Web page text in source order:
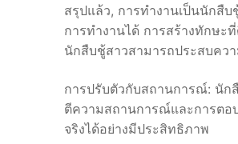
สรุปแล้ว, การทำงานเป็นนักสื
การทำงานได้ การสร้างทักษะ
นักสืบชู้สาวสามารถประสบควา
การปรับตัวกับสถานการณ์: นัก
ตีความสถานการณ์และการตอ
จริงได้อย่างมีประสิทธิภาพ